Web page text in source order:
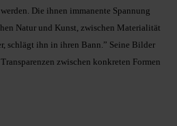
Die ihnen immanente Spannung
Natur und Kunst, zwischen Materialität
schlägt ihn in ihren Bann.” Seine Bilder
zwischen konkreten Formen